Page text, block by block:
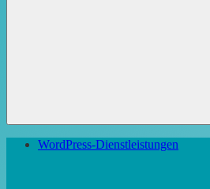
WordPress-Dienstleistungen